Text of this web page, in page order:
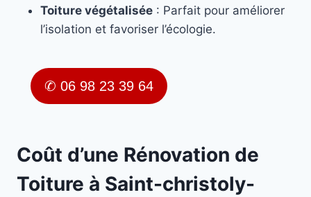
Toiture végétalisée : Parfait pour améliorer
l’isolation et favoriser l’écologie.
✆ 06 98 23 39 64
Coût d’une Rénovation de
Toiture à Saint-christoly-